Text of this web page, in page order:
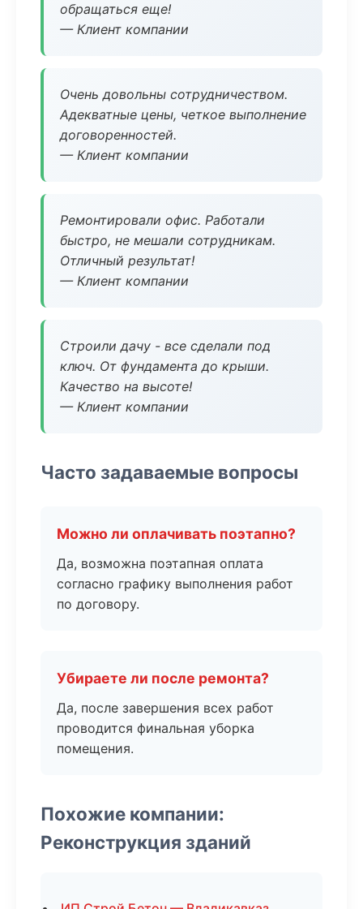
обращаться еще!
— Клиент компании
Очень довольны сотрудничеством.
Адекватные цены, четкое выполнение
договоренностей.
— Клиент компании
Ремонтировали офис. Работали
быстро, не мешали сотрудникам.
Отличный результат!
— Клиент компании
Строили дачу - все сделали под
ключ. От фундамента до крыши.
Качество на высоте!
— Клиент компании
Часто задаваемые вопросы
Можно ли оплачивать поэтапно?
Да, возможна поэтапная оплата
согласно графику выполнения работ
по договору.
Убираете ли после ремонта?
Да, после завершения всех работ
проводится финальная уборка
помещения.
Похожие компании:
Реконструкция зданий